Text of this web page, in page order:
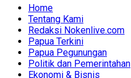
Home
Tentang Kami
Redaksi Nokenlive.com
Papua Terkini
Papua Pegunungan
Politik dan Pemerintahan
Ekonomi & Bisnis